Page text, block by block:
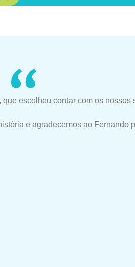
escolheu contar com os nossos
e agradecemos ao Fernando